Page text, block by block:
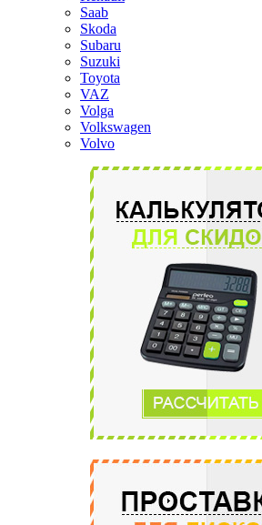
Saab
Skoda
Subaru
Suzuki
Toyota
VAZ
Volga
Volkswagen
Volvo